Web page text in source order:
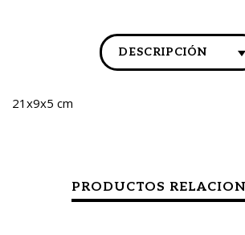
DESCRIPCIÓN
21x9x5 cm
PRODUCTOS